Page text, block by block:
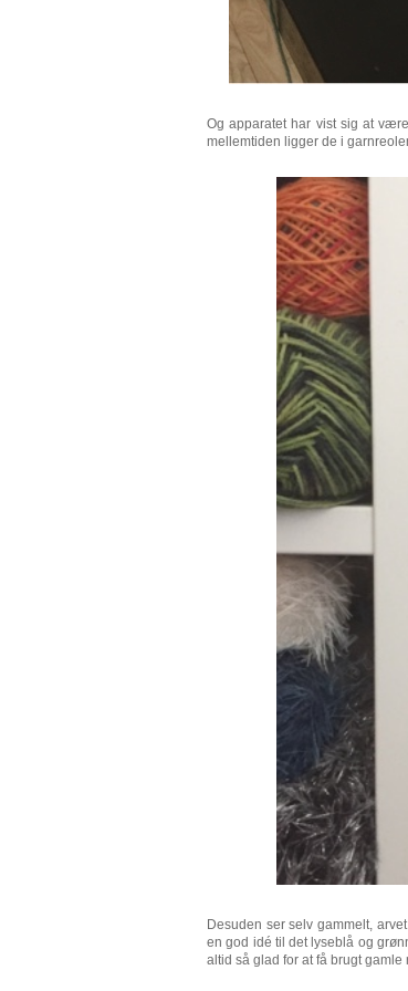
Og apparatet har vist sig at
mellemtiden ligger de i
Desuden ser selv gammelt,
en god idé til det lyseblå og
altid så glad for at få brugt